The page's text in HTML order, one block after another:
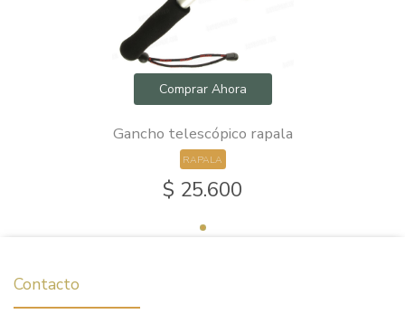
Comprar Ahora
Gancho telescópico rapala
RAPALA
$ 25.600
Contacto